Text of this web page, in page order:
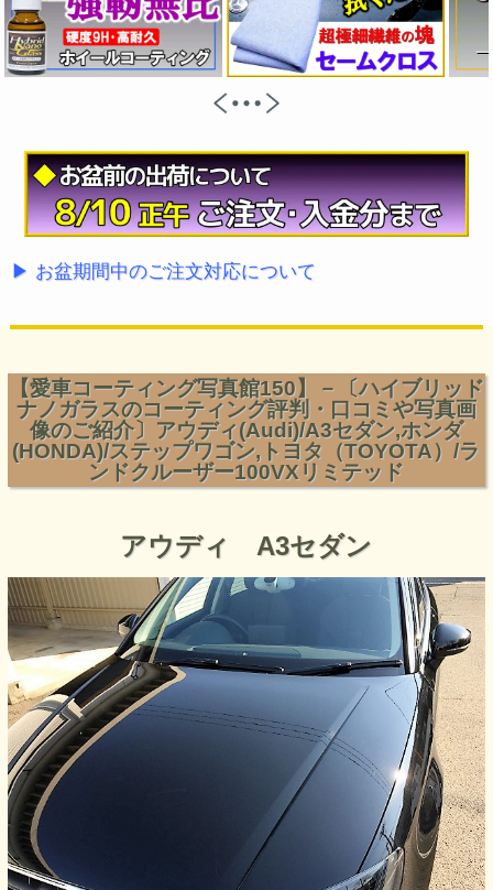
▶ お盆期間中のご注文対応について
【愛車コーティング写真館150】－〔ハイブリッド
ナノガラスのコーティング評判・口コミや写真画
像のご紹介〕アウディ(Audi)/A3セダン,ホンダ
(HONDA)/ステップワゴン,トヨタ（TOYOTA）/ラ
ンドクルーザー100VXリミテッド
アウディ A3セダン